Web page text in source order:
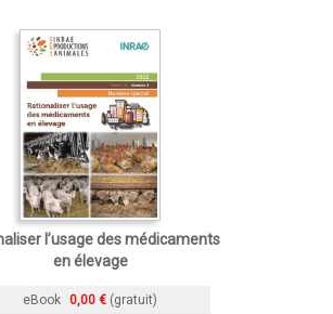
l’usage des médicaments
en élevage
eBook 0,00 € (gratuit)